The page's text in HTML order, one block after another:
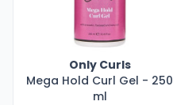
Only Curls
Mega Hold Curl Gel - 250
ml